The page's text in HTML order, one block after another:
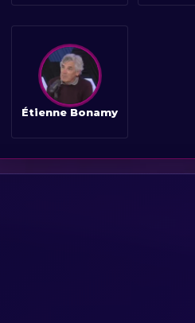
Étienne Bonamy